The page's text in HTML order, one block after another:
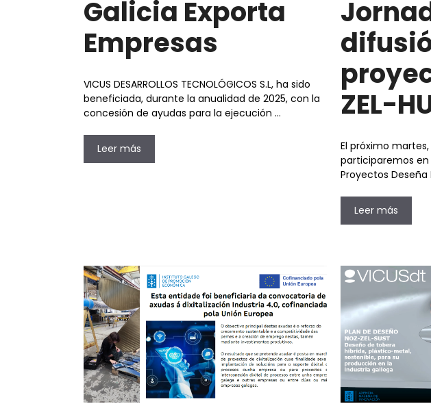
Galicia Exporta
Empresas
VICUS DESARROLLOS TECNOLÓGICOS S.L, ha sido
beneficiada, durante la anualidad de 2025, con la
concesión de ayudas para la ejecución …
Leer más
ZEL-
El próximo
participaremos en
Proyectos
Leer más